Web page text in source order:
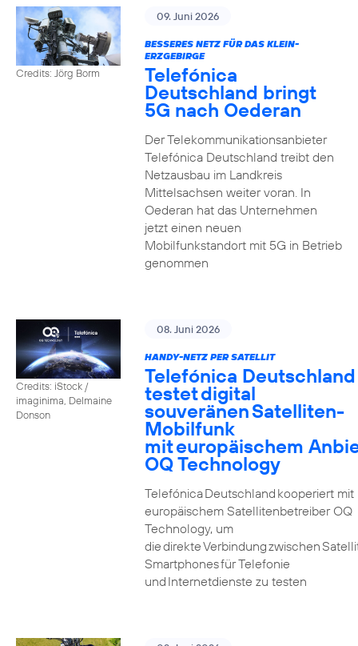
Credits: Jörg Borm
09. Juni 2026
BESSERES NETZ FÜR DAS KLEIN-
ERZGEBIRGE
Telefónica
Deutschland bringt
5G nach Oederan
Der Telekommunikationsanbieter
Telefónica Deutschland treibt den
Netzausbau im Landkreis
Mittelsachsen weiter voran. In
Oederan hat das Unternehmen
jetzt einen neuen
Mobilfunkstandort mit 5G in Betrieb
genommen
Credits: iStock /
imaginima, Delmaine
Donson
08. Juni 2026
HANDY-NETZ PER SATELLIT
Telefónica Deutschland
testet digital
souveränen Satelliten-
Mobilfunk
mit europäischem
OQ Technology
Telefónica Deutschland kooperiert mit
europäischem Satellitenbetreiber OQ
Technology, um
die direkte Verbindung zwischen
Smartphones für Telefonie
und Internetdienste zu testen